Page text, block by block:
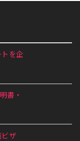
を企
書・
ザ